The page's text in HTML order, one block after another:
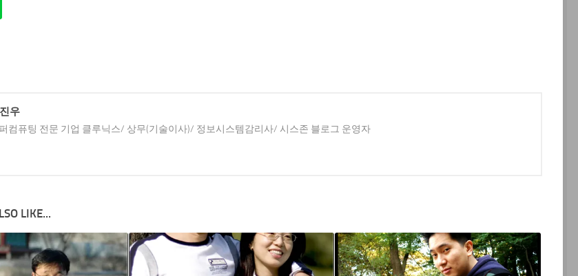
우
컴퓨팅 전문 기업 클루닉스/ 상무(기술이사)/ 정보시스템감리사/ 시스존 블로그 운영자
LIKE...